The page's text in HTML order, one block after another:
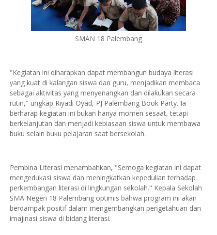
SMAN 18 Palembang
"Kegiatan ini diharapkan dapat membangun budaya literasi
yang kuat di kalangan siswa dan guru, menjadikan membaca
sebagai aktivitas yang menyenangkan dan dilakukan secara
rutin," ungkap Riyadi Oyad, PJ Palembang Book Party. Ia
berharap kegiatan ini bukan hanya momen sesaat, tetapi
berkelanjutan dan menjadi kebiasaan siswa untuk membawa
buku selain buku pelajaran saat bersekolah.
Pembina Literasi menambahkan, "Semoga kegiatan ini dapat
mengedukasi siswa dan meningkatkan kepedulian terhadap
perkembangan literasi di lingkungan sekolah." Kepala Sekolah
SMA Negeri 18 Palembang optimis bahwa program ini akan
berdampak positif dalam mengembangkan pengetahuan dan
imajinasi siswa di bidang literasi.